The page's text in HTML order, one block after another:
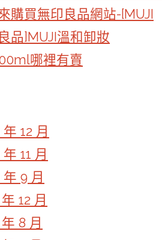
購買無印良品網站-[MUJI
品]MUJI溫和卸妝
哪裡有賣
12 月
11 月
9 月
12 月
8 月